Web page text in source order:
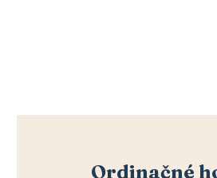
Ordinačné